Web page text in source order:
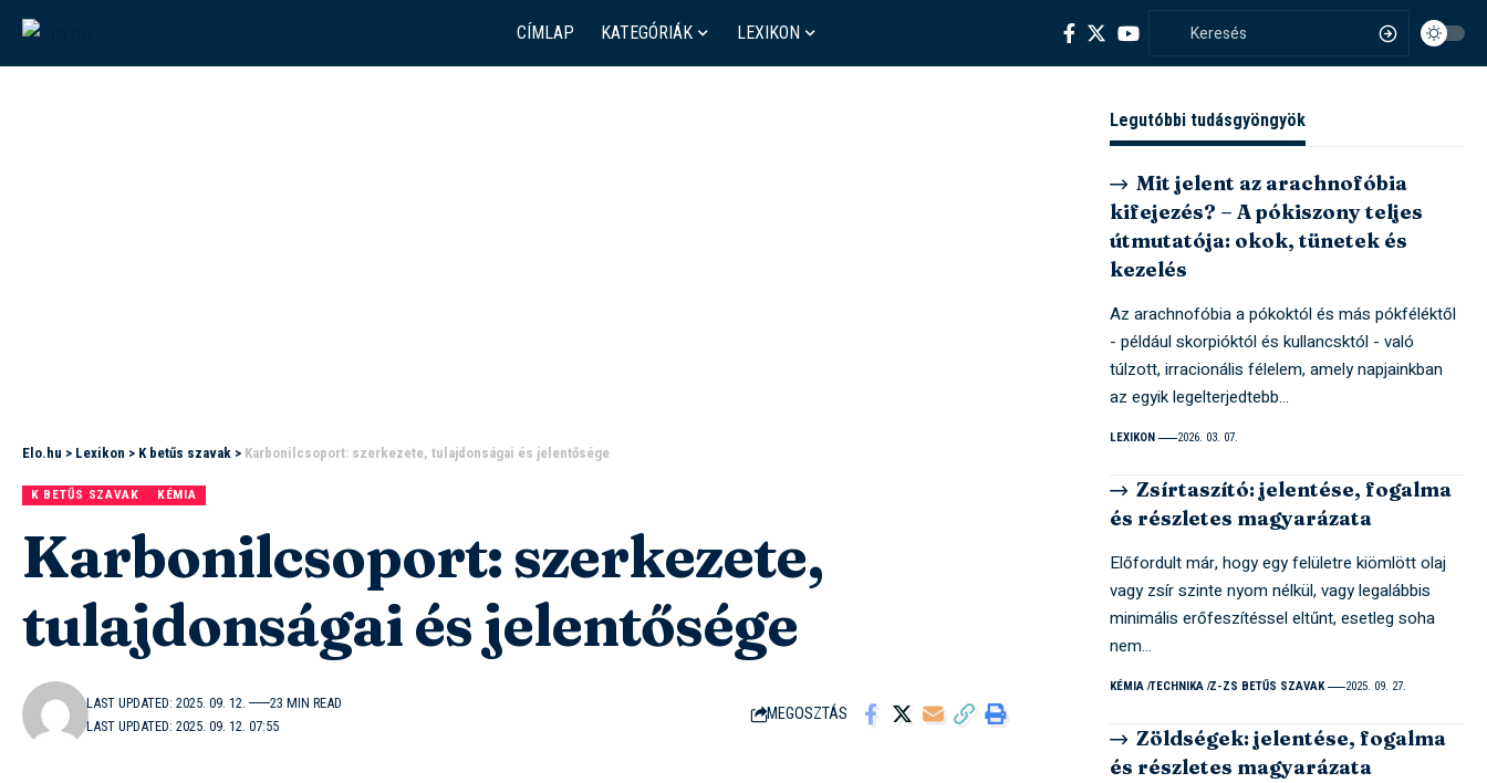
CÍMLAP KATEGÓRIÁK LEXIKON
Elo.hu > Lexikon > K betűs szavak > Karbonilcsoport: szerkezete, tulajdonságai és jelentősége
K BETŰS SZAVAK KÉMIA
Karbonilcsoport: szerkezete,
tulajdonságai és jelentősége
LAST UPDATED: 2025. 09. 12. 07:55
LAST UPDATED: 2025. 09. 12. 23 MIN READ
MEGOSZTÁS
Legutóbbi tudásgyöngyök
Mit jelent az arachnofóbia
kifejezés? – A pókiszony teljes
útmutatója: okok, tünetek és
kezelés
Az arachnofóbia a pókoktól és más pókféléktől
- például skorpióktól és kullancsktól - való
túlzott, irracionális félelem, amely napjainkban
az egyik legelterjedtebb…
LEXIKON 2026. 03. 07.
Zsírtaszító: jelentése, fogalma
és részletes magyarázata
Előfordult már, hogy egy felületre kiömlött olaj
vagy zsír szinte nyom nélkül, vagy legalábbis
minimális erőfeszítéssel eltűnt, esetleg soha
nem…
KÉMIA TECHNIKA Z-ZS BETŰS SZAVAK 2025. 09. 27.
Zöldségek: jelentése, fogalma
és részletes magyarázata